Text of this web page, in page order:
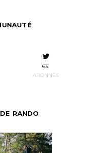
631
ABONNÉS
RANDO